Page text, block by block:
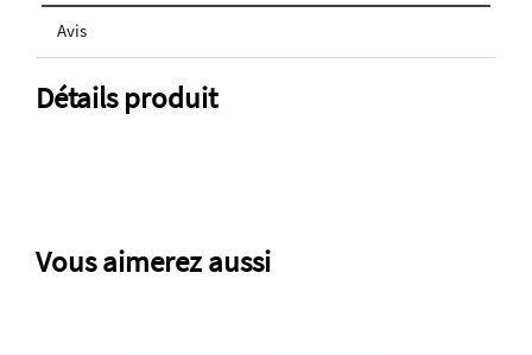
Avis
Détails produit
Vous aimerez aussi